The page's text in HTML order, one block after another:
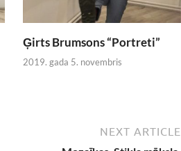
Ģirts Brumsons “Portreti”
2019. gada 5. novembris
NEXT ARTICLE